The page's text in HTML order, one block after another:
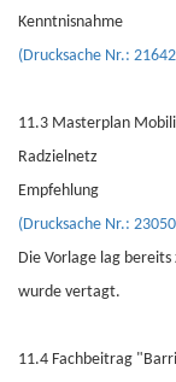
Kenntnisnahme
(Drucksache Nr.:
11.3 Masterplan
Radzielnetz
Empfehlung
(Drucksache Nr.:
Die Vorlage lag
wurde vertagt.
11.4 Fachbeitrag